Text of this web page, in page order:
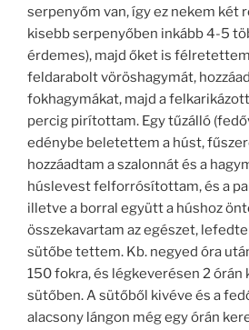
serpenyőm van, így ez nekem két
kisebb serpenyőben inkább 4-5
érdemes), majd őket is
feldarabolt vöröshagymát,
fokhagymákat, majd a
percig pirítottam. Egy tűzálló
edénybe beletettem a húst,
hozzáadtam a szalonnát és a
húslevest felforrósítottam, és a
illetve a borral együtt a húshoz
összekavartam az egészet,
sütőbe tettem. Kb. negyed óra
150 fokra, és légkeverésen 2 órán
sütőben. A sütőből kivéve és a
alacsony lángon még egy órán